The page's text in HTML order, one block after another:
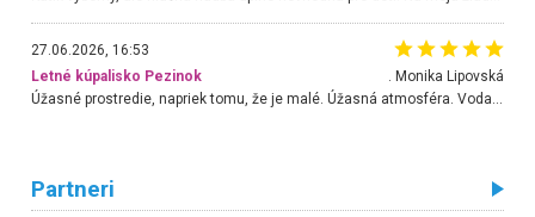
27.06.2026, 16:53
Letné kúpalisko Pezinok
. Monika Lipovská
Úžasné prostredie, napriek tomu, že je malé. Úžasná atmosféra. Voda fantastická a nádherná. Ľudí je pomerne veľa, ale su mili a ohľaduplní. Je veľmi zaujímavé sledovať, ako dokážu spolu športovať cudzí ľudia a bez ohľadu na vek. Vládne tu pohoda. Vnuka neviem dostať z vody. Ďakujem za krásny deň . Urcite sa sem vrátim. Jediný problém je s parkovaním, ale aj ten sa mi podarilo vyriešiť. Monika Bratislava
Partneri